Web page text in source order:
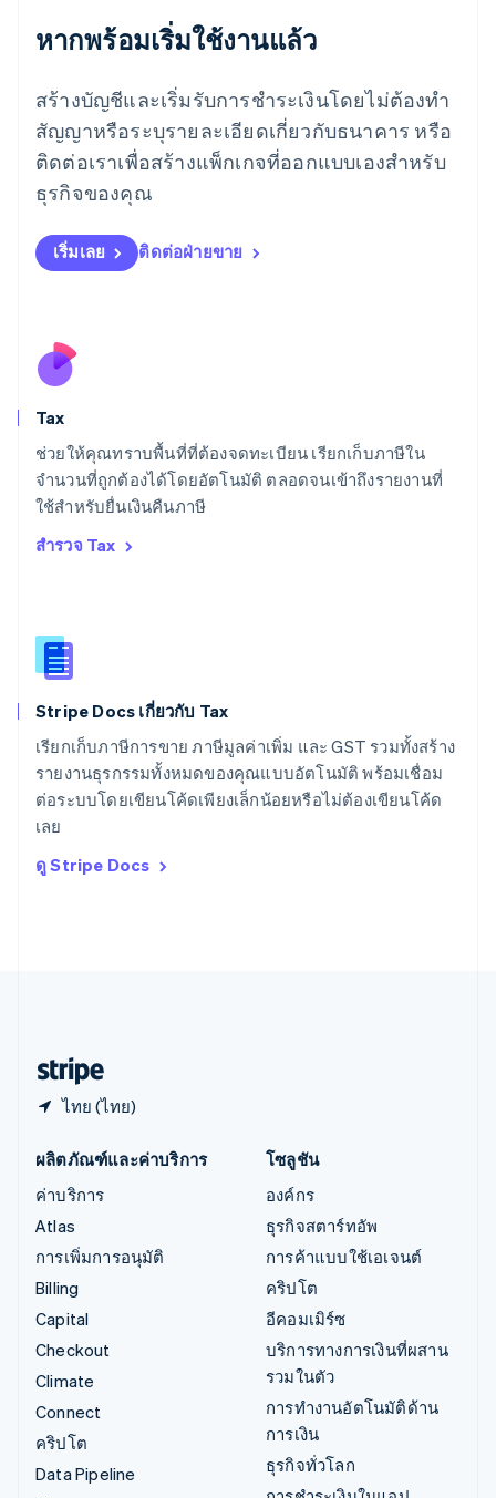
หากพร้อมเริ่มใช้งานแล้ว
สร้างบัญชีและเริ่มรับการชำระเงินโดยไม่ต้องทำ
สัญญาหรือระบุรายละเอียดเกี่ยวกับธนาคาร หรือ
ติดต่อเราเพื่อสร้างแพ็กเกจที่ออกแบบเองสำหรับ
ธุรกิจของคุณ
เริ่มเลย ติดต่อฝ่ายขาย
Tax
ช่วยให้คุณทราบพื้นที่ที่ต้องจดทะเบียน เรียกเก็บภาษีใน
จำนวนที่ถูกต้องได้โดยอัตโนมัติ ตลอดจนเข้าถึงรายงานที่
ใช้สำหรับยื่นเงินคืนภาษี
สำรวจ Tax
Stripe Docs เกี่ยวกับ Tax
เรียกเก็บภาษีการขาย ภาษีมูลค่าเพิ่ม และ GST รวมทั้งสร้าง
รายงานธุรกรรมทั้งหมดของคุณแบบอัตโนมัติ พร้อมเชื่อม
ต่อระบบโดยเขียนโค้ดเพียงเล็กน้อยหรือไม่ต้องเขียนโค้ด
เลย
ดู Stripe Docs
ไทย (ไทย)
เยอรมนี
โรมาเนีย
English
ลักเซมเบิร์ก
FrançaisDeutschEnglish
ลัตเวีย
English
Deutsch English
ลิทัวเนีย
สโลวาเกีย
English
สวิตเซอร์แลนด์
Deutsch FrançaisItaliano English
สวีเดน
SvenskaEnglish
สหรัฐอเมริกา
EnglishEspañol
English
สาธารณรัฐเช็ก
สิงคโปร์
English简体中文
ออสเตรเลีย
English
ออสเตรีย
ItalianoEnglish
ผลิตภัณฑ์และค่าบริการ
ค่าบริการ
Atlas
การเพิ่มการอนุมัติ
Billing
Capital
Checkout
Climate
Connect
คริปโต
Data Pipeline
โซลูชัน
องค์กร
ธุรกิจสตาร์ทอัพ
การค้าแบบใช้เอเจนต์
คริปโต
อีคอมเมิร์ซ
บริการทางการเงินที่ผสาน
รวมในตัว
การทำงานอัตโนมัติด้าน
การเงิน
ธุรกิจทั่วโลก